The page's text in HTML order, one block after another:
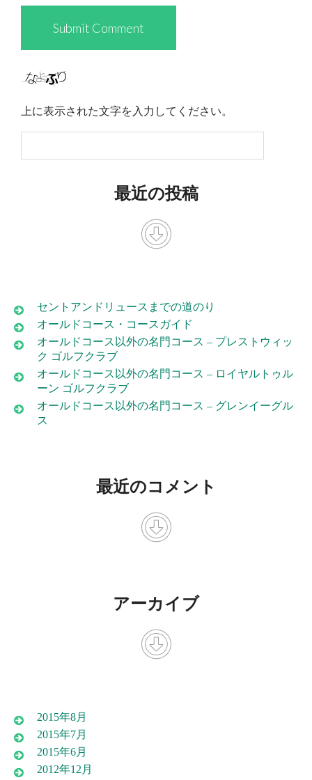
上に表示された文字を入力してください。
最近の投稿
セントアンドリュースまでの道のり
オールドコース・コースガイド
オールドコース以外の名門コース – プレストウィッ
ク ゴルフクラブ
オールドコース以外の名門コース – ロイヤルトゥル
ーン ゴルフクラブ
オールドコース以外の名門コース – グレンイーグル
ス
最近のコメント
アーカイブ
2015年8月
2015年7月
2015年6月
2012年12月